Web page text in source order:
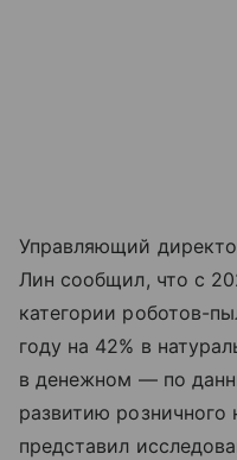
Управляющий
Лин сообщил, что с
категории роботов-
году на 42% в
в денежном — по
развитию
представил